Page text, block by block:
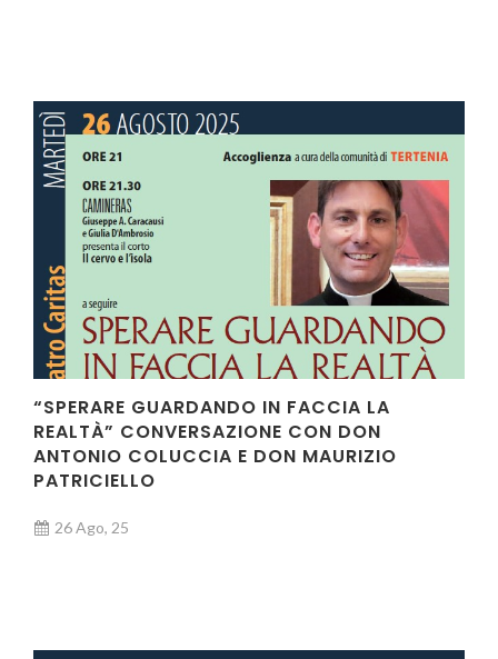
“SPERARE GUARDANDO IN FACCIA LA
REALTÀ” CONVERSAZIONE CON DON
ANTONIO COLUCCIA E DON MAURIZIO
PATRICIELLO
26 Ago, 25